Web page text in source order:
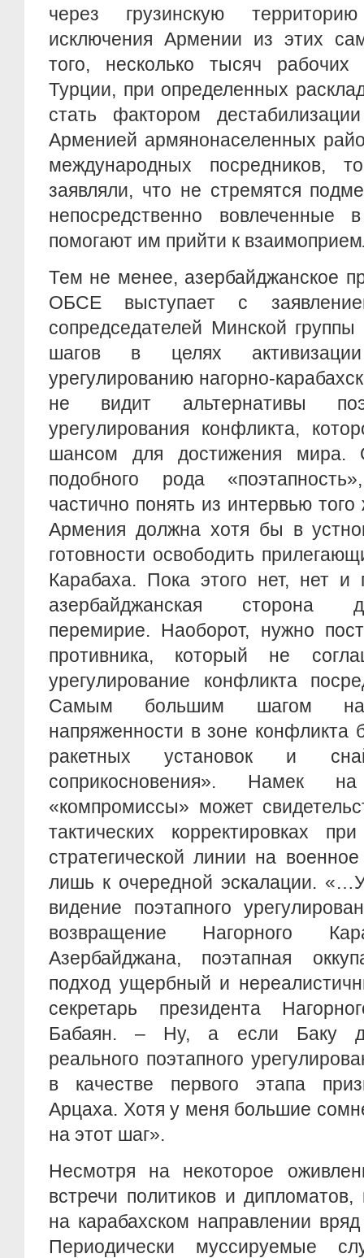
через грузинскую
исключения Армении из этих
того, несколько тысяч
Турции, при определенных
стать фактором
Арменией армянонаселенных
международных посредников,
заявляли, что не стремятся
непосредственно
помогают им прийти к
Тем не менее, азербайджанское
ОБСЕ выступает с
сопредседателей Минской
шагов в целях
урегулированию нагорно-
не видит альтернативы
урегулирования конфликта,
шансом для достижения мира.
подобного рода
частично понять из интервью
Армения должна хотя бы в
готовности освободить
Карабаха. Пока этого нет, нет и
азербайджанская сторона
перемирие. Наоборот, нужно
противника, который не
урегулирование конфликта
Самым большим шагом
напряженности в зоне
ракетных установок и
соприкосновения». Намек
«компромиссы» может
тактических корректировках
стратегической линии на
лишь к очередной эскалации.
видение поэтапного
возвращение Нагорного
Азербайджана, поэтапная
подход ущербный и
секретарь президента
Бабаян. – Ну, а если Баку
реального поэтапного
в качестве первого этапа
Арцаха. Хотя у меня большие
на этот шаг».
Несмотря на некоторое
встречи политиков и
на карабахском направлении
Периодически муссируемые